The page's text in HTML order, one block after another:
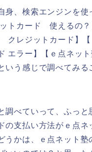
身、検索エンジンを使
トカード 使えるの？
クレジットカード】
エラー】【ｅ点ネッ
う感じで調べてみる
調べていって、ふっと
の支払い方法がｅ点ネ
うかは、ｅ点ネット塾